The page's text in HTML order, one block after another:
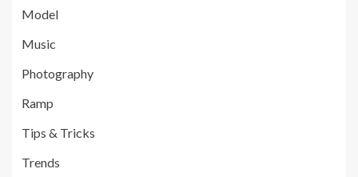
Model
Music
Photography
Ramp
Tips & Tricks
Trends